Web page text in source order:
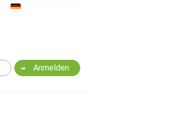
Anmelden